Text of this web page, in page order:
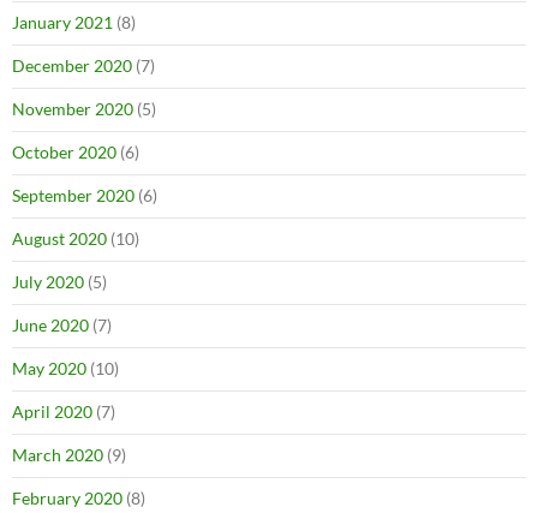
January 2021 (8)
December 2020 (7)
November 2020 (5)
October 2020 (6)
September 2020 (6)
August 2020 (10)
July 2020 (5)
June 2020 (7)
May 2020 (10)
April 2020 (7)
March 2020 (9)
February 2020 (8)